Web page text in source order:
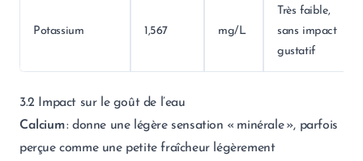
Potassium 1,567 mg/L
Très faible,
sans impact
gustatif
3.2 Impact sur le goût de l’eau
Calcium: donne une légère sensation « minérale », parfois
perçue comme une petite fraîcheur légèrement